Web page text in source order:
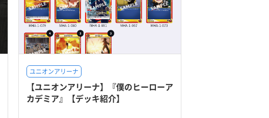
ユニオンアリーナ
【ユニオンアリーナ】『僕のヒーローア
カデミア』【デッキ紹介】